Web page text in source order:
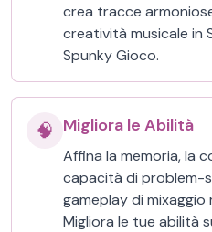
crea tracce
creatività musicale in
Spunky Gioco.
🧠 Migliora le Abilità
Affina la memoria, la
capacità di problem-
gameplay di
Migliora le tue abilità